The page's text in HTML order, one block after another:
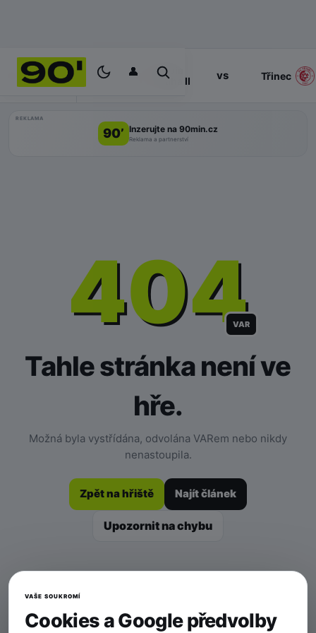
👤
PROGRAM 17:00
Slavia
Praha II
vs Třinec
REKLAMA
90’ Inzerujte na 90min.cz
Reklama a partnerství
404
VAR
Tahle stránka není ve
hře.
Možná byla vystřídána, odvolána VARem nebo nikdy
nenastoupila.
Zpět na hřiště Najít článek
Upozornit na chybu
VAŠE SOUKROMÍ
Cookies a Google předvolby